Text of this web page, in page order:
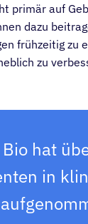
primär auf
dazu
frühzeitig zu
zu
Bio hat
in